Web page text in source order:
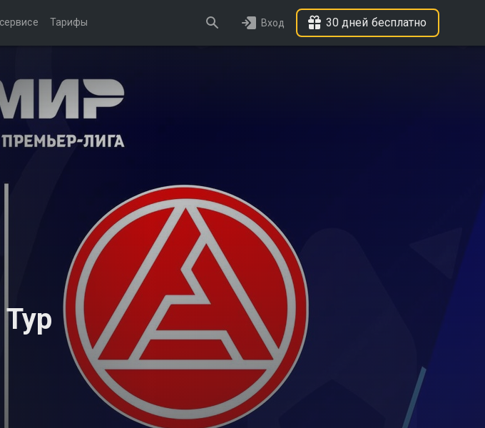
Тарифы Вход 30 дней бесплатно